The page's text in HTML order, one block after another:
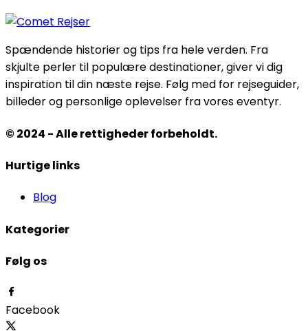
Spændende historier og tips fra hele verden. Fra
skjulte perler til populære destinationer, giver vi dig
inspiration til din næste rejse. Følg med for rejseguider,
billeder og personlige oplevelser fra vores eventyr.
© 2024 - Alle rettigheder forbeholdt.
Hurtige links
Blog
Kategorier
Følg os
Facebook